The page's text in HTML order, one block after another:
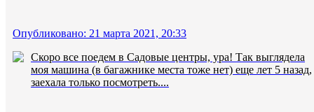
Опубликовано: 21 марта 2021, 20:33
Скоро все поедем в Садовые центры, ура! Так выглядела
моя машина (в багажнике места тоже нет) еще лет 5 назад,
заехала только посмотреть....